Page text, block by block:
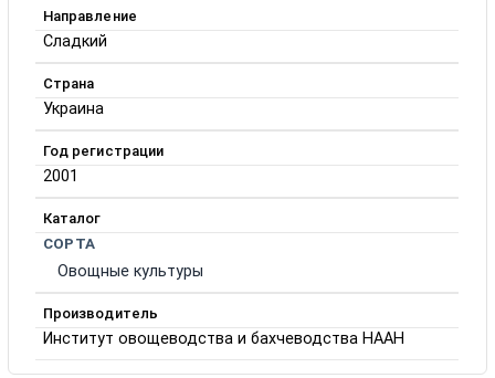
Направление
Сладкий
Страна
Украина
Год регистрации
2001
Каталог
СОРТА
Овощные культуры
Производитель
Институт овощеводства и бахчеводства НААН